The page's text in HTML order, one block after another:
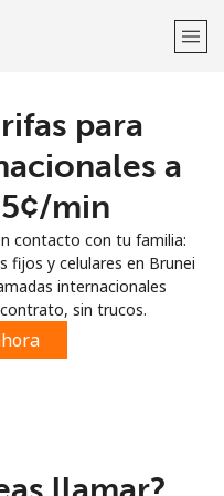
para
a
min
contacto con tu familia:
fijos y celulares en Brunei
internacionales
sin trucos.